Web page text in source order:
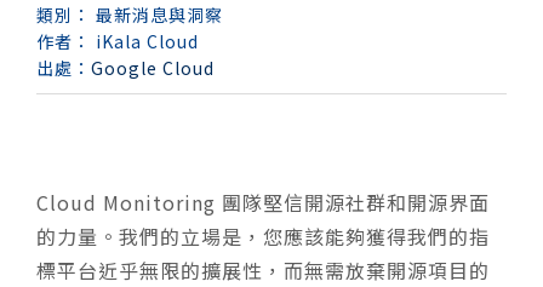
類別： 最新消息與洞察
作者： iKala Cloud
出處： Google Cloud
Cloud Monitoring 團隊堅信開源社群和開源界面
的力量。我們的立場是，您應該能夠獲得我們的指
標平台近乎無限的擴展性，而無需放棄開源項目的